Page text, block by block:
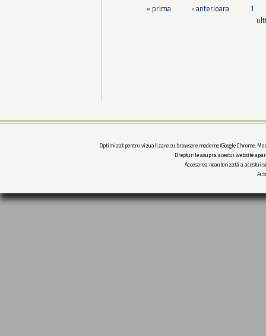
Pagini« prima ‹ anterioara
1
Optimizat pentru vizualizare cu browsere moderne (Google Chrome,
Drepturile asupra acestui website
Accesarea neautorizată a acestui